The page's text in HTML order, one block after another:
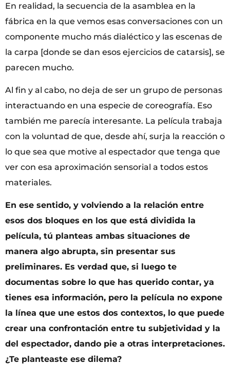
En realidad, la secuencia de la asamblea en la
fábrica en la que vemos esas conversaciones con un
componente mucho más dialéctico y las escenas de
la carpa [donde se dan esos ejercicios de catarsis], se
parecen mucho.
Al fin y al cabo, no deja de ser un grupo de personas
interactuando en una especie de coreografía. Eso
también me parecía interesante. La película trabaja
con la voluntad de que, desde ahí, surja la reacción o
lo que sea que motive al espectador que tenga que
ver con esa aproximación sensorial a todos estos
materiales.
En ese sentido, y volviendo a la relación entre
esos dos bloques en los que está dividida la
película, tú planteas ambas situaciones de
manera algo abrupta, sin presentar sus
preliminares. Es verdad que, si luego te
documentas sobre lo que has querido contar, ya
tienes esa información, pero la película no expone
la línea que une estos dos contextos, lo que puede
crear una confrontación entre tu subjetividad y la
del espectador, dando pie a otras interpretaciones.
¿Te planteaste ese dilema?